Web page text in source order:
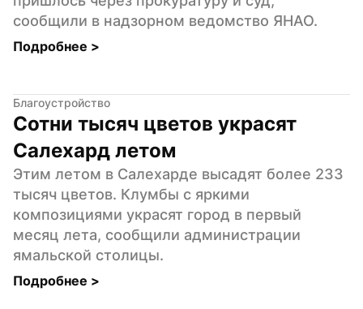
сообщили в надзорном ведомство ЯНАО.
Подробнее >
Благоустройство
Сотни тысяч цветов украсят
Салехард летом
Этим летом в Салехарде высадят более 233
тысяч цветов. Клумбы с яркими
композициями украсят город в первый
месяц лета, сообщили администрации
ямальской столицы.
Подробнее >